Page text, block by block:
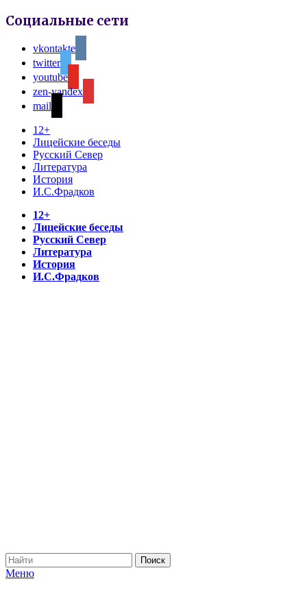
Социальные сети
vkontakte
twitter
youtube
zen-yandex
mail
12+
Лицейские беседы
Русский Север
Литература
История
И.С.Фрадков
12+
Лицейские беседы
Русский Север
Литература
История
И.С.Фрадков
Меню